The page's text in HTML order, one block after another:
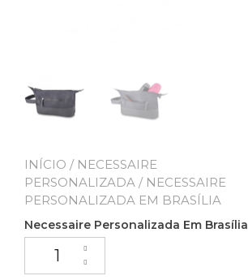
INÍCIO / NECESSAIRE
PERSONALIZADA / NECESSAIRE
PERSONALIZADA EM BRASÍLIA
Necessaire Personalizada Em Brasília